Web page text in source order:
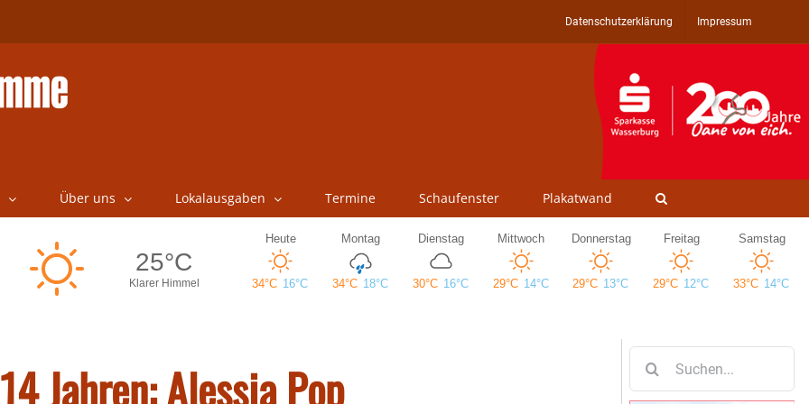
Datenschutzerklärung Impressum
Über uns Lokalausgaben Termine Schaufenster Plakatwand
Jahren: Alessia Pop
nach: